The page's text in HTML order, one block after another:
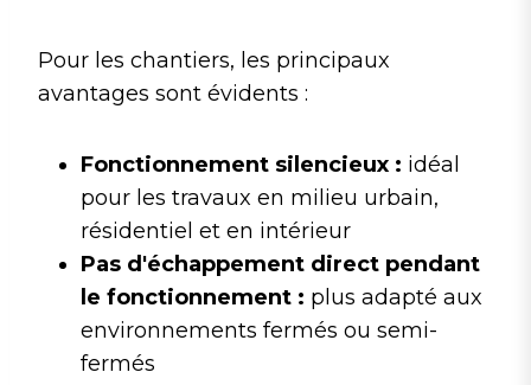
Pour les chantiers, les principaux
avantages sont évidents :
Fonctionnement silencieux : idéal
pour les travaux en milieu urbain,
résidentiel et en intérieur
Pas d'échappement direct pendant
le fonctionnement : plus adapté aux
environnements fermés ou semi-
fermés